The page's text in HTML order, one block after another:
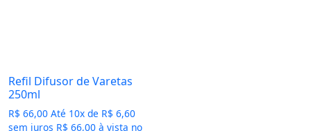
Refil Difusor de Varetas
250ml
R$ 66,00 Até 10x de R$ 6,60
sem juros R$ 66,00 à vista no